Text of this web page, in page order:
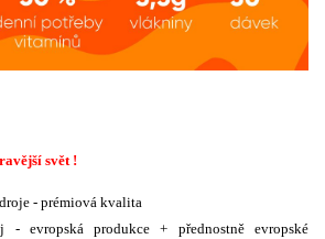
svět !
- prémiová kvalita
- evropská produkce + přednostně evropské